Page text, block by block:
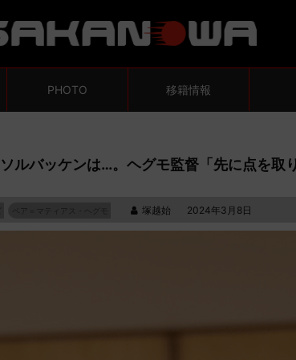
PHOTO 移籍情報
ルバッケンは…。ヘグモ監督「先に点を取
塚越始 2024年3月8日